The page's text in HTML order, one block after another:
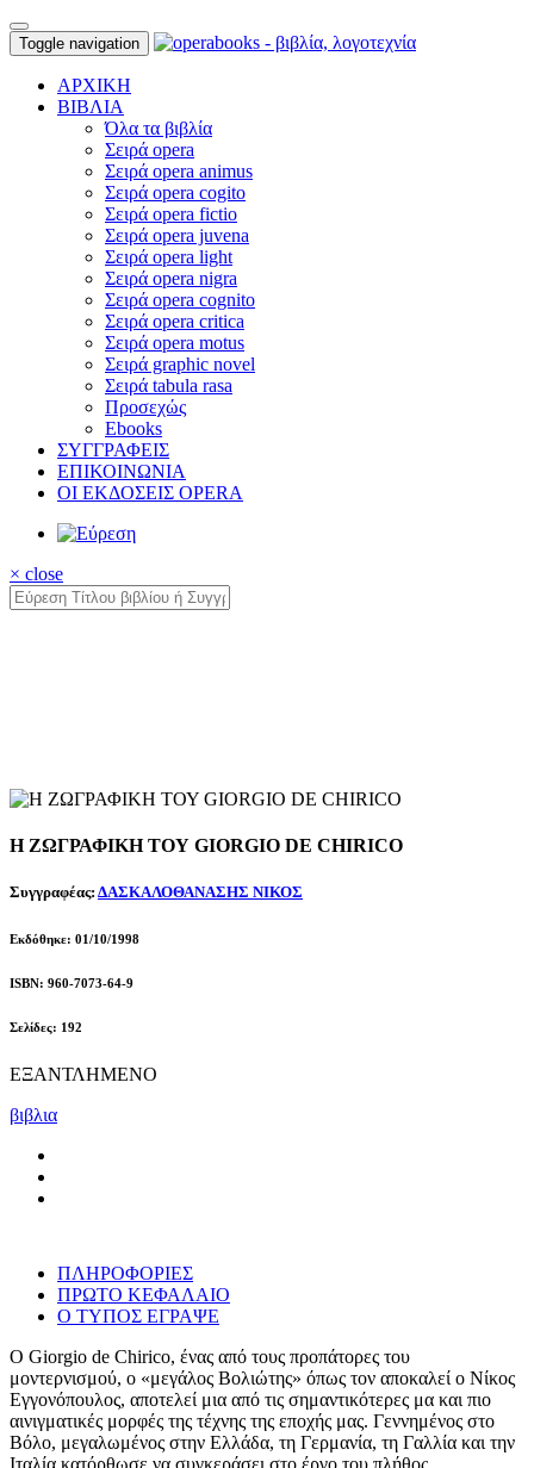
Toggle navigation
ΑΡΧΙΚΗ
ΒΙΒΛΙΑ
Όλα τα βιβλία
Σειρά opera
Σειρά opera animus
Σειρά opera cogito
Σειρά opera fictio
Σειρά opera juvena
Σειρά opera light
Σειρά opera nigra
Σειρά opera cognito
Σειρά opera critica
Σειρά opera motus
Σειρά graphic novel
Σειρά tabula rasa
Προσεχώς
Ebooks
ΣΥΓΓΡΑΦΕΙΣ
ΕΠΙΚΟΙΝΩΝΙΑ
ΟΙ ΕΚΔΟΣΕΙΣ OPERA
× close
Η ΖΩΓΡΑΦΙΚΗ ΤΟΥ GIORGIO DE CHIRICO
Συγγραφέας: ΔΑΣΚΑΛΟΘΑΝΑΣΗΣ ΝΙΚΟΣ
Εκδόθηκε: 01/10/1998
ISBN: 960-7073-64-9
Σελίδες: 192
ΕΞΑΝΤΛΗΜΕΝΟ
βιβλια
ΠΛΗΡΟΦΟΡΙΕΣ
ΠΡΩΤΟ ΚΕΦΑΛΑΙΟ
Ο ΤΥΠΟΣ ΕΓΡΑΨΕ
Ο Giorgio de Chirico, ένας από τους προπάτορες του
μοντερνισμού, ο «μεγάλος Βολιώτης» όπως τον αποκαλεί ο Νίκος
Εγγονόπουλος, αποτελεί μια από τις σημαντικότερες μα και πιο
αινιγματικές μορφές της τέχνης της εποχής μας. Γεννημένος στο
Βόλο, μεγαλωμένος στην Ελλάδα, τη Γερμανία, τη Γαλλία και την